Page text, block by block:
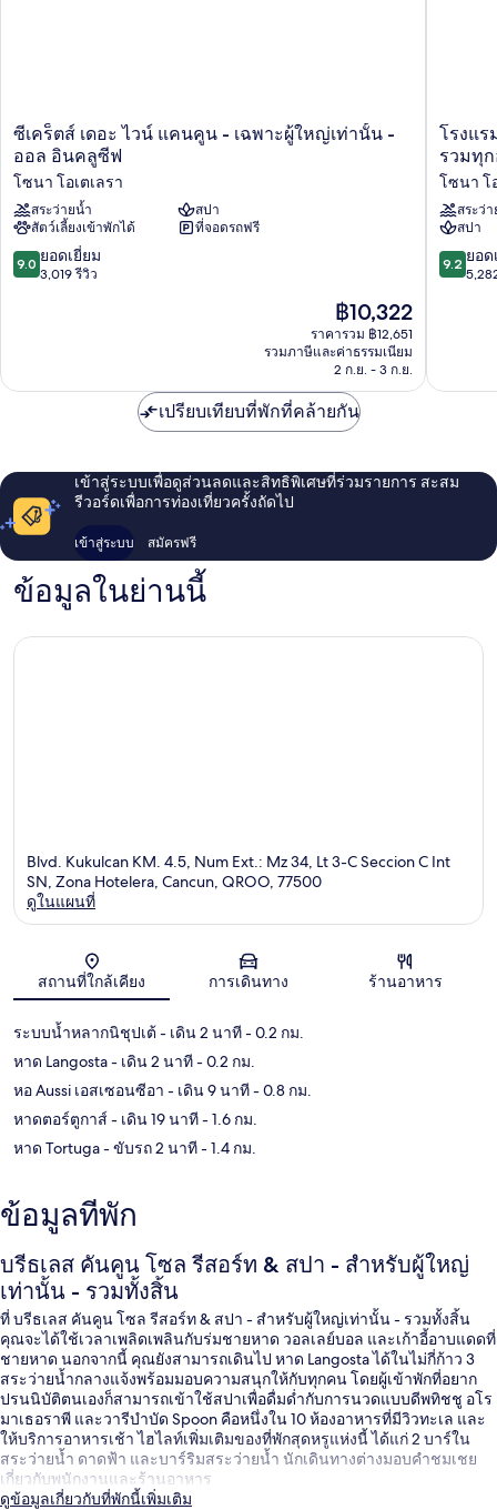
Club
Master)
ซี
เคร็ตส์
เดอะ
ไวน์
แคน
คูน
-
เฉพาะ
คลู
เต
ซีเคร็ตส์ เดอะ ไวน์ แคนคูน - เฉพาะผู้ใหญ่เท่านั้น -
ออล อินคลูซีฟ
โซนา โอเตเลรา
สระว่ายน้ำ
สปา
สัตว์เลี้ยงเข้าพักได้
ที่จอดรถฟรี
9.0
จาก
9.0 ยอดเยี่ยม
3,019 รีวิว
ราคา
ปัจจุบัน
คือ
฿10,322
฿10,322
ราคารวม ฿12,651
รวมภาษีและค่าธรรมเนียม
2 ก.ย. - 3 ก.ย.
โรงแรม
ริว
พา
เลซ
คู
คุ
ลคัน
-
ทุก
เต
เลรา
โรงแ
รวมทุก
โซนา โ
สระว่
สปา
9.2
จาก
9.2 ยอด
เปรียบเทียบที่พักที่คล้ายกัน
เข้าสู่ระบบเพื่อดูส่วนลดและสิทธิพิเศษที่ร่วมรายการ สะสม
รีวอร์ดเพื่อการท่องเที่ยวครั้งถัดไป
เข้าสู่ระบบ สมัครฟรี
ข้อมูลในย่านนี้
แผนที่
Blvd. Kukulcan KM. 4.5, Num Ext.: Mz 34, Lt 3-C Seccion C Int
SN, Zona Hotelera, Cancun, QROO, 77500
ดูในแผนที่
สถานที่ใกล้เคียง การเดินทาง ร้านอาหาร
ระบบน้ำหลากนิชุปเต้- เดิน 2 นาที- 0.2 กม.
หาด Langosta- เดิน 2 นาที- 0.2 กม.
หอ Aussi เอสเซอนซีอา - เดิน 9 นาที- 0.8 กม.
หาดตอร์ตูกาส์ - เดิน 19 นาที- 1.6 กม.
หาด Tortuga- ขับรถ 2 นาที- 1.4 กม.
ข้อมูลที่พัก
บรีธเลส คันคูน โซล รีสอร์ท & สปา - สำหรับผู้ใหญ่
เท่านั้น - รวมทั้งสิ้น
ที่ บรีธเลส คันคูน โซล รีสอร์ท & สปา - สำหรับผู้ใหญ่เท่านั้น - รวมทั้งสิ้น
คุณจะได้ใช้เวลาเพลิดเพลินกับร่มชายหาด วอลเลย์บอล และเก้าอี้อาบแดดที่
ชายหาด นอกจากนี้ คุณยังสามารถเดินไป หาด Langosta ได้ในไม่กี่ก้าว 3
สระว่ายน้ำกลางแจ้งพร้อมมอบความสนุกให้กับทุกคน โดยผู้เข้าพักที่อยาก
ปรนนิบัติตนเองก็สามารถเข้าใช้สปาเพื่อดื่มด่ำกับการนวดแบบดีพทิชชู อโร
มาเธอราพี และวารีบำบัด Spoon คือหนึ่งใน 10 ห้องอาหารที่มีวิวทะเล และ
ให้บริการอาหารเช้า ไฮไลท์เพิ่มเติมของที่พักสุดหรูแห่งนี้ ได้แก่ 2 บาร์ใน
สระว่ายน้ำ ดาดฟ้า และบาร์ริมสระว่ายน้ำ นักเดินทางต่างมอบคำชมเชย
เกี่ยวกับพนักงานและร้านอาหาร
ดูข้อมูลเกี่ยวกับที่พักนี้เพิ่มเติม